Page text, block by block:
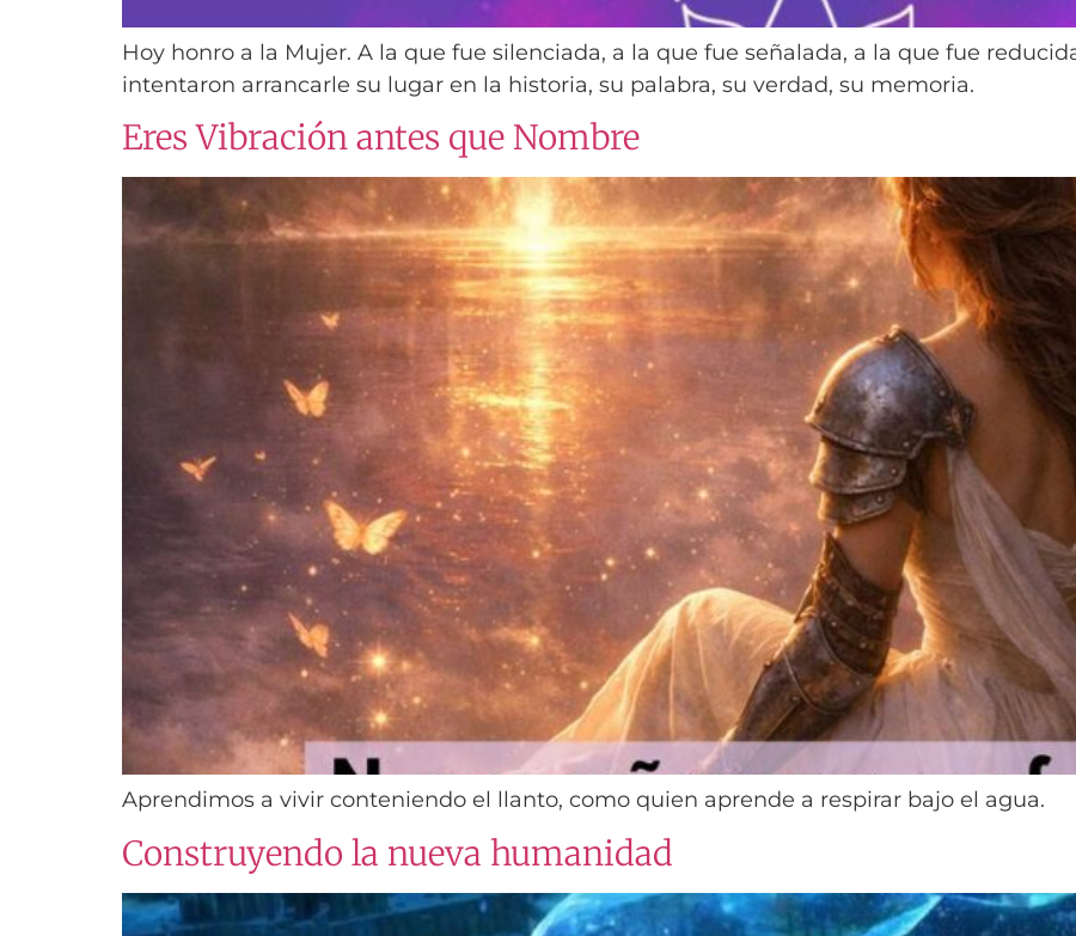
Hoy honro a la Mujer. A la que fue silenciada, a la que fue señalada, a la que fue
intentaron arrancarle su lugar en la historia, su palabra, su verdad, su memoria.
Eres Vibración antes que Nombre
Aprendimos a vivir conteniendo el llanto, como quien aprende a respirar bajo el agua.
Construyendo la nueva humanidad